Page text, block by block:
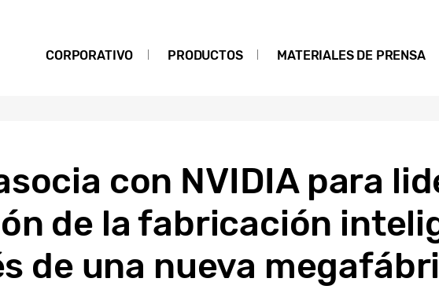
CORPORATIVO PRODUCTOS MATERIALES DE PRENSA
con NVIDIA para
de la fabricación
de una nueva